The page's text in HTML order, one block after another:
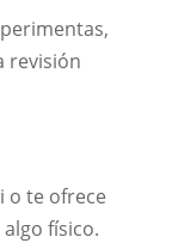
revisión
o te ofrece
físico.